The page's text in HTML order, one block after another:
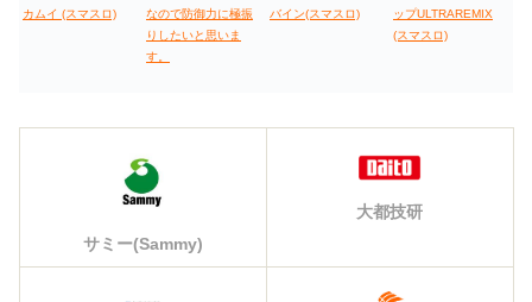
カムイ (スマスロ)
なので防御力に極振
りしたいと思いま
す。
バイン(スマスロ)
ップULTRAREMIX
(スマスロ)
サミー(Sammy)
大都技研